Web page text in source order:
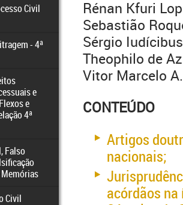
Civil
- 4ª
e
e
4ª
Falso
Civil
Rénan Kfuri
Sebastião
Sérgio Iudícibus
Theophilo de
Vitor Marcelo
CONTEÚDO
Artigos
nacionais;
acórdãos